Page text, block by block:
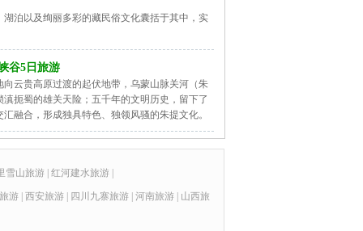
泊以及绚丽多彩的藏民俗文化囊括于其中，实
谷5日旅游
云贵高原过渡的起伏地带，乌蒙山脉关河（朱
扼蜀的雄关天险；五千年的文明历史，留下了
融合，形成独具特色、独领风骚的朱提文化。
雪山旅游 红河建水旅游
游 西安旅游 四川九寨旅游 河南旅游 山西旅